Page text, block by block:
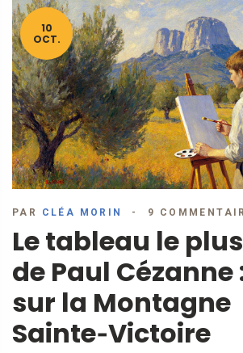
10
OCT.
PAR CLÉA MORIN 9
Le tableau le
de Paul Cézanne
sur la Montagne
Sainte‑Victoire